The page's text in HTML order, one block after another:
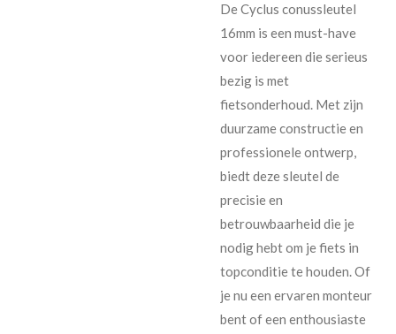
De Cyclus conussleutel
16mm is een must-have
voor iedereen die serieus
bezig is met
fietsonderhoud. Met zijn
duurzame constructie en
professionele ontwerp,
biedt deze sleutel de
precisie en
betrouwbaarheid die je
nodig hebt om je fiets in
topconditie te houden. Of
je nu een ervaren monteur
bent of een enthousiaste